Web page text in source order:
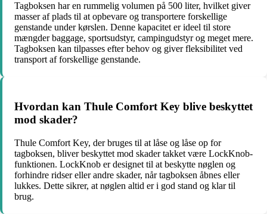
Tagboksen har en rummelig volumen på 500 liter, hvilket giver
masser af plads til at opbevare og transportere forskellige
genstande under kørslen. Denne kapacitet er ideel til store
mængder baggage, sportsudstyr, campingudstyr og meget mere.
Tagboksen kan tilpasses efter behov og giver fleksibilitet ved
transport af forskellige genstande.
Hvordan kan Thule Comfort Key blive beskyttet
mod skader?
Thule Comfort Key, der bruges til at låse og låse op for
tagboksen, bliver beskyttet mod skader takket være LockKnob-
funktionen. LockKnob er designet til at beskytte nøglen og
forhindre ridser eller andre skader, når tagboksen åbnes eller
lukkes. Dette sikrer, at nøglen altid er i god stand og klar til
brug.